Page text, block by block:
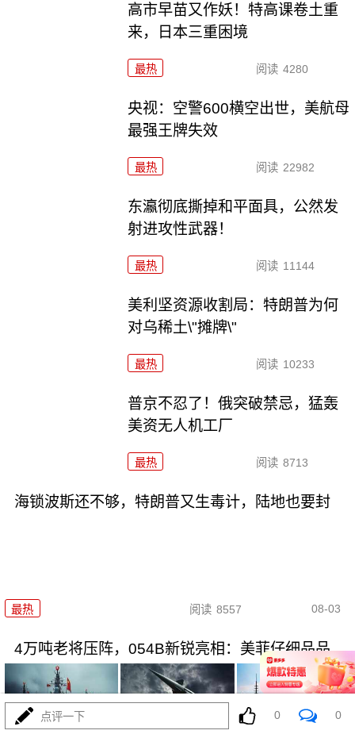
高市早苗又作妖！特高课卷土重
来，日本三重困境
最热 阅读 4280
央视：空警600横空出世，美航母
最强王牌失效
最热 阅读 22982
东瀛彻底撕掉和平面具，公然发
射进攻性武器！
最热 阅读 11144
美利坚资源收割局：特朗普为何
对乌稀土\"摊牌\"
最热 阅读 10233
普京不忍了！俄突破禁忌，猛轰
美资无人机工厂
最热 阅读 8713
海锁波斯还不够，特朗普又生毒计，陆地也要封
最热 阅读 8557 08-03
4万吨老将压阵，054B新锐亮相：美菲仔细品品
点评一下 0 0